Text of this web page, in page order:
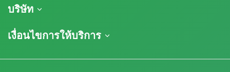
การจัดส่งสินค้า
นโยบายการคืนสินค้า
โปรโมชั่น
บริษัท
เกี่ยวกับเรา
บทวิจารณ์
เงื่อนไขการให้บริการ
ข้อกำหนดและเงื่อนไข